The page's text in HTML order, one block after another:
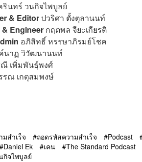
รินทร์ วนกิจไพบูลย์
& Editorปวริศา ตั้งตุลานนท์
Engineer กฤตพล จียะเกียรติ
อภิสิทธิ์​ หรรษาภิรมย์โชค
นาฏ วิวัฒนานนท์
เพิ่มพันธุ์พงศ์
รณ เกตุสมพงษ์
สำเร็จ ถอดรหัสความสำเร็จ Podcast
Daniel Ek เคน The Standard Podcast
จไพบูลย์